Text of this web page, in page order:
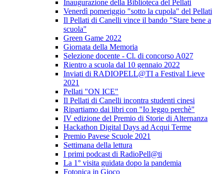
Inaugurazione della Biblioteca del Pellati
Venerdì pomeriggio "sotto la cupola" del Pellati
Il Pellati di Canelli vince il bando "Stare bene a
scuola"
Green Game 2022
Giornata della Memoria
Selezione docente - Cl. di concorso A027
Rientro a scuola dal 10 gennaio 2022
Inviati di RADIOPELL@TI a Festival Lieve
2021
Pellati "ON ICE"
Il Pellati di Canelli incontra studenti cinesi
Ripartiamo dai libri con "Io leggo perchè"
IV edizione del Premio di Storie di Alternanza
Hackathon Digital Days ad Acqui Terme
Premio Pavese Scuole 2021
Settimana della lettura
I primi podcast di RadioPell@ti
La 1° visita guidata dopo la pandemia
Fotonica in Gioco